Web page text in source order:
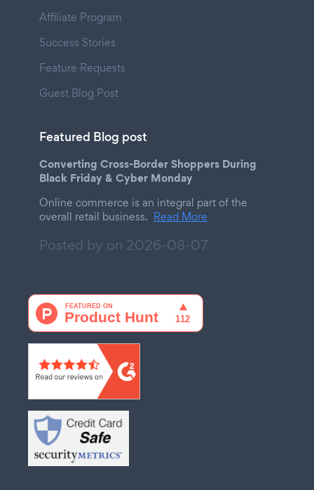
Affiliate Program
Success Stories
Feature Requests
Guest Blog Post
Featured Blog post
Converting Cross-Border Shoppers During
Black Friday & Cyber Monday
Online commerce is an integral part of the
overall retail business. Read More
Posted by on 2026-08-07